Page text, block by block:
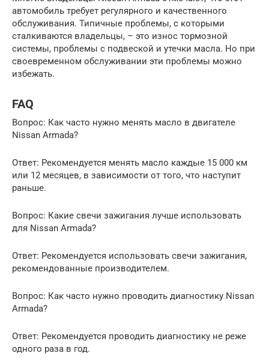
автомобиль требует регулярного и качественного
обслуживания. Типичные проблемы, с которыми
сталкиваются владельцы, – это износ тормозной
системы, проблемы с подвеской и утечки масла. Но при
своевременном обслуживании эти проблемы можно
избежать.
FAQ
Вопрос: Как часто нужно менять масло в двигателе
Nissan Armada?
Ответ: Рекомендуется менять масло каждые 15 000 км
или 12 месяцев, в зависимости от того, что наступит
раньше.
Вопрос: Какие свечи зажигания лучше использовать
для Nissan Armada?
Ответ: Рекомендуется использовать свечи зажигания,
рекомендованные производителем.
Вопрос: Как часто нужно проводить диагностику Nissan
Armada?
Ответ: Рекомендуется проводить диагностику не реже
одного раза в год.